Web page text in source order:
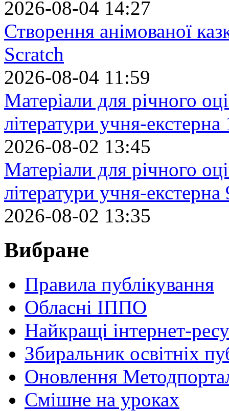
2026-08-04 14:27
Створення анімованої
Scratch
2026-08-04 11:59
Матеріали для річного
літератури учня-екстерна
2026-08-02 13:45
Матеріали для річного
літератури учня-екстерна
2026-08-02 13:35
Вибране
Правила публікування
Обласні ІППО
Найкращі інтернет-
Збиральник освітніх
Оновлення
Cмішне на уроках